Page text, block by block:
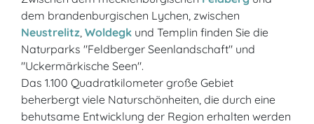
dem brandenburgischen Lychen, zwischen
Neustrelitz, Woldegk und Templin finden Sie die
Naturparks "Feldberger Seenlandschaft" und
"Uckermärkische Seen".
Das 1.100 Quadratkilometer große Gebiet
beherbergt viele Naturschönheiten, die durch eine
behutsame Entwicklung der Region erhalten werden